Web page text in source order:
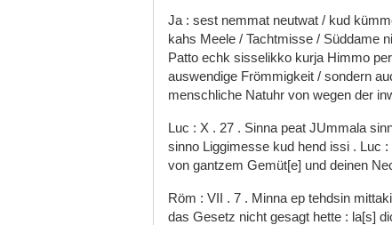
Ja : sest nemmat neutwat / kud
kahs Meele / Tachtmisse / Süddame
Patto echk sisselikko kurja Himmo
auswendige Frömmigkeit / sondern
menschliche Natuhr von wegen der
Luc : X . 27 . Sinna peat JUmmala
sinno Liggimesse kud hend issi . Luc :
von gantzem Gemüt[e] und deinen
Röm : VII . 7 . Minna ep tehdsin
das Gesetz nicht gesagt hette : la[s]